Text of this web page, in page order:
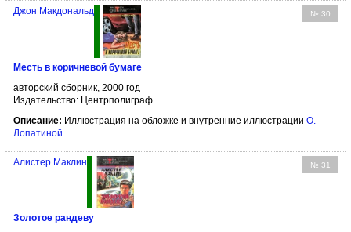
№ 30
Джон Макдональд
Месть в коричневой бумаге
авторский сборник, 2000 год
Издательство: Центрполиграф
Описание: Иллюстрация на обложке и внутренние иллюстрации О.
Лопатиной.
№ 31
Алистер Маклин
Золотое рандеву